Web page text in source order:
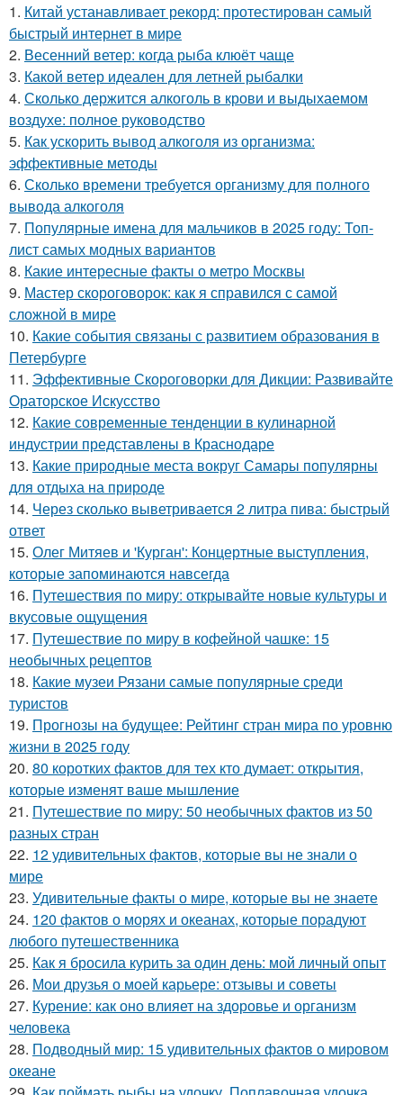
1. Китай устанавливает рекорд: протестирован самый
быстрый интернет в мире
2. Весенний ветер: когда рыба клюёт чаще
3. Какой ветер идеален для летней рыбалки
4. Сколько держится алкоголь в крови и выдыхаемом
воздухе: полное руководство
5. Как ускорить вывод алкоголя из организма:
эффективные методы
6. Сколько времени требуется организму для полного
вывода алкоголя
7. Популярные имена для мальчиков в 2025 году: Топ-
лист самых модных вариантов
8. Какие интересные факты о метро Москвы
9. Мастер скороговорок: как я справился с самой
сложной в мире
10. Какие события связаны с развитием образования в
Петербурге
11. Эффективные Скороговорки для Дикции: Развивайте
Ораторское Искусство
12. Какие современные тенденции в кулинарной
индустрии представлены в Краснодаре
13. Какие природные места вокруг Самары популярны
для отдыха на природе
14. Через сколько выветривается 2 литра пива: быстрый
ответ
15. Олег Митяев и 'Курган': Концертные выступления,
которые запоминаются навсегда
16. Путешествия по миру: открывайте новые культуры и
вкусовые ощущения
17. Путешествие по миру в кофейной чашке: 15
необычных рецептов
18. Какие музеи Рязани самые популярные среди
туристов
19. Прогнозы на будущее: Рейтинг стран мира по уровню
жизни в 2025 году
20. 80 коротких фактов для тех кто думает: открытия,
которые изменят ваше мышление
21. Путешествие по миру: 50 необычных фактов из 50
разных стран
22. 12 удивительных фактов, которые вы не знали о
мире
23. Удивительные факты о мире, которые вы не знаете
24. 120 фактов о морях и океанах, которые порадуют
любого путешественника
25. Как я бросила курить за один день: мой личный опыт
26. Мои друзья о моей карьере: отзывы и советы
27. Курение: как оно влияет на здоровье и организм
человека
28. Подводный мир: 15 удивительных фактов о мировом
океане